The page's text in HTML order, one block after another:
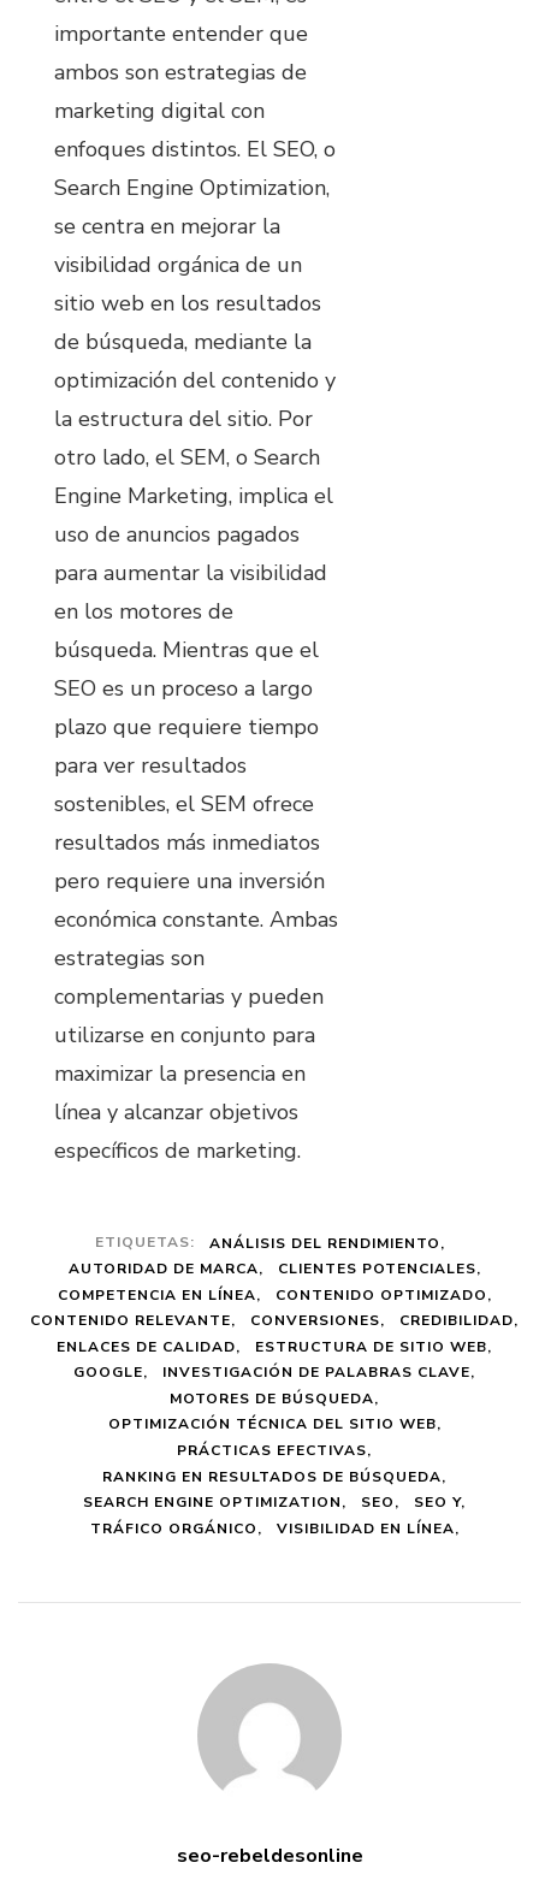
importante entender que
ambos son estrategias de
marketing digital con
enfoques distintos. El SEO, o
Search Engine Optimization,
se centra en mejorar la
visibilidad orgánica de un
sitio web en los resultados
de búsqueda, mediante la
optimización del contenido y
la estructura del sitio. Por
otro lado, el SEM, o Search
Engine Marketing, implica el
uso de anuncios pagados
para aumentar la visibilidad
en los motores de
búsqueda. Mientras que el
SEO es un proceso a largo
plazo que requiere tiempo
para ver resultados
sostenibles, el SEM ofrece
resultados más inmediatos
pero requiere una inversión
económica constante. Ambas
estrategias son
complementarias y pueden
utilizarse en conjunto para
maximizar la presencia en
línea y alcanzar objetivos
específicos de marketing.
ETIQUETAS:
ANÁLISIS DEL RENDIMIENTO
AUTORIDAD DE MARCA
CLIENTES POTENCIALES
COMPETENCIA EN LÍNEA
CONTENIDO OPTIMIZADO
CONTENIDO RELEVANTE
CONVERSIONES
CREDIBILIDAD
ENLACES DE CALIDAD
ESTRUCTURA DE SITIO WEB
GOOGLE
INVESTIGACIÓN DE PALABRAS CLAVE
MOTORES DE BÚSQUEDA
OPTIMIZACIÓN TÉCNICA DEL SITIO WEB
PRÁCTICAS EFECTIVAS
RANKING EN RESULTADOS DE BÚSQUEDA
SEARCH ENGINE OPTIMIZATION
SEO
SEO Y
TRÁFICO ORGÁNICO
VISIBILIDAD EN LÍNEA
seo-rebeldesonline